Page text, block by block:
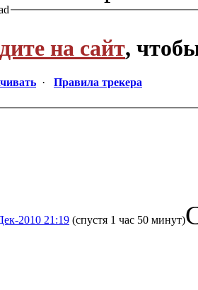
на сайт,
· Правила трекера
2010 21:19 (спустя 1 час 50 минут)